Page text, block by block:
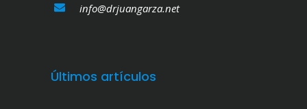
info@drjuangarza.net
Últimos artículos